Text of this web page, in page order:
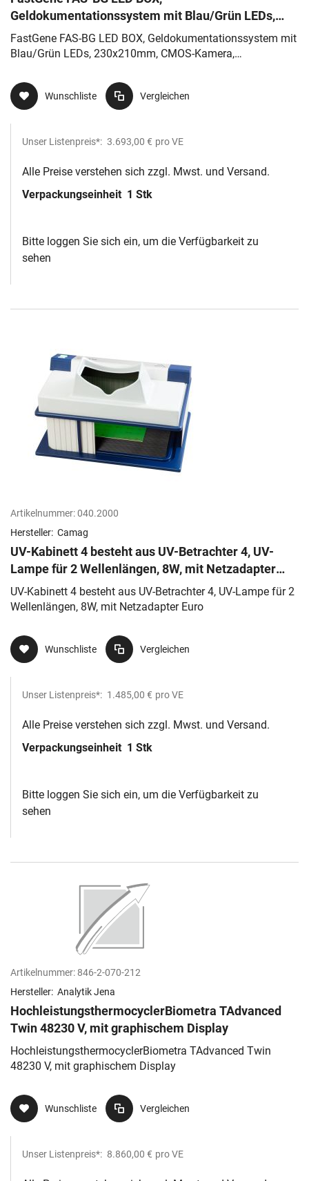
Geldokumentationssystem mit Blau/Grün LEDs,
230x210mm, CMOS-Kamera, Touchscreen
FastGene FAS-BG LED BOX, Geldokumentationssystem mit
Blau/Grün LEDs, 230x210mm, CMOS-Kamera,
Wunschliste Vergleichen
Unser Listenpreis*: 3.693,00 € pro VE
Alle Preise verstehen sich zzgl. Mwst. und Versand.
Verpackungseinheit 1 Stk
Bitte loggen Sie sich ein, um die Verfügbarkeit zu
sehen
Artikelnummer:040.2000
Hersteller: Camag
UV-Kabinett 4 besteht aus UV-Betrachter 4, UV-
Lampe für 2 Wellenlängen, 8W, mit Netzadapter
Euro
UV-Kabinett 4 besteht aus UV-Betrachter 4, UV-Lampe für 2
Wellenlängen, 8W, mit Netzadapter Euro
Wunschliste Vergleichen
Unser Listenpreis*: 1.485,00 € pro VE
Alle Preise verstehen sich zzgl. Mwst. und Versand.
Verpackungseinheit 1 Stk
Bitte loggen Sie sich ein, um die Verfügbarkeit zu
sehen
Artikelnummer: 846-2-070-212
Hersteller: Analytik Jena
HochleistungsthermocyclerBiometra TAdvanced
Twin 48230 V, mit graphischem Display
HochleistungsthermocyclerBiometra TAdvanced Twin
48230 V, mit graphischem Display
Wunschliste Vergleichen
Unser Listenpreis*: 8.860,00 € pro VE